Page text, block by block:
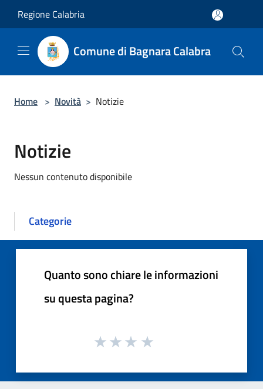
Regione Calabria
Comune di Bagnara Calabra
Home > Novità > Notizie
Notizie
Nessun contenuto disponibile
Categorie
Quanto sono chiare le informazioni
su questa pagina?